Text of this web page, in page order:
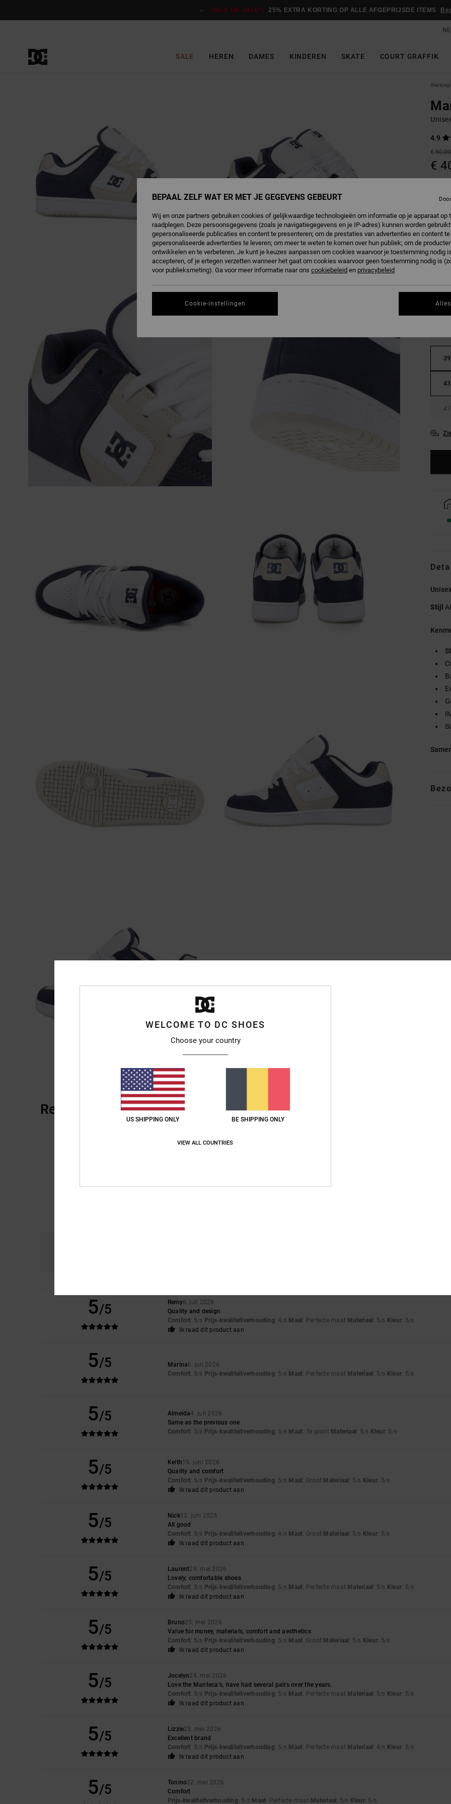
SALE ON SALE*: 25% EXTRA KORTING OP ALLE AFGEPRIJSDE ITEMS
SALE HEREN DAMES KINDEREN SKATE COURT GRAFFIK
4.9
€ 90,00
€
Kleur
39
43
47
Stijl
Reviews van klanten
5/5 Remy6. juli 2026
Quality and design
Comfort: 5/5 Prijs-kwaliteitverhouding: 4 /5 Maat: Perfecte maat Materiaal: 5/5 Kleur: 5/5
Ik raad dit product aan
5/5 Marina6. juli 2026
Comfort: 5/5 Prijs-kwaliteitverhouding: 5 /5 Maat: Perfecte maat Materiaal: 5/5 Kleur: 5/5
5/5 Almeida4. juli 2026
Same as the previous one
Comfort: 5/5 Prijs-kwaliteitverhouding: 5 /5 Maat: Te groot Materiaal: 5/5 Kleur: 5 /5
5/5 Keith15. juni 2026
Quality and comfort
Comfort: 5/5 Prijs-kwaliteitverhouding: 5 /5 Maat: Groot Materiaal: 5/5 Kleur: 5/5
Ik raad dit product aan
5/5 Nick13. juni 2026
All good
Comfort: 5/5 Prijs-kwaliteitverhouding: 4 /5 Maat: Groot Materiaal: 5/5 Kleur: 5/5
Ik raad dit product aan
5/5 Laurent29. mei 2026
Lovely, comfortable shoes
Comfort: 5/5 Prijs-kwaliteitverhouding: 5 /5 Maat: Perfecte maat Materiaal: 5/5 Kleur: 5/5
Ik raad dit product aan
5/5 Bruno25. mei 2026
Value for money, materials, comfort and aesthetics
Comfort: 5/5 Prijs-kwaliteitverhouding: 5 /5 Maat: Groot Materiaal: 5/5 Kleur: 5/5
Ik raad dit product aan
5/5 Jocelyn24. mei 2026
Love the Manteca’s, have had several pairs over the years.
Comfort: 5/5 Prijs-kwaliteitverhouding: 5 /5 Maat: Perfecte maat Materiaal: 5/5 Kleur: 5/5
Ik raad dit product aan
5/5 Lizzie23. mei 2026
Excellent brand
Comfort: 5/5 Prijs-kwaliteitverhouding: 5 /5 Maat: Perfecte maat Materiaal: 4/5 Kleur: 5/5
Ik raad dit product aan
5/5 Tonino22. mei 2026
Comfort
Prijs-kwaliteitverhouding: 5 /5 Maat: Perfecte maat Materiaal: 5/5 Kleur: 5 /5
WELCOME TO DC SHOES
Choose your country
US SHIPPING ONLY BE SHIPPING ONLY
VIEW ALL COUNTRIES
BEPAAL ZELF WAT ER MET JE GEGEVENS GEBEURT
Wij en onze partners gebruiken cookies of gelijkwaardige technologieën om informatie op je apparaat op
raadplegen. Deze persoonsgegevens (zoals je navigatiegegevens en je IP-adres) kunnen worden
gepersonaliseerde publicaties en content te presenteren; om de prestaties van advertenties en content
gepersonaliseerde advertenties te leveren; om meer te weten te komen over hun publiek; om de
ontwikkelen en te verbeteren. Je kunt je keuzes aanpassen om cookies waarvoor je toestemming nodig
accepteren, of je ertegen verzetten wanneer het gaat om cookies waarvoor geen toestemming nodig is
voor publieksmeting). Ga voor meer informatie naar ons cookiebeleid en privacybeleid
Cookie-instellingen